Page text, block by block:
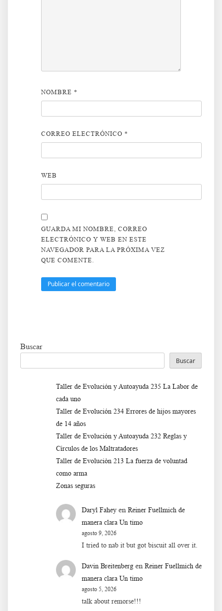
NOMBRE *
CORREO ELECTRÓNICO *
WEB
GUARDA MI NOMBRE, CORREO
ELECTRÓNICO Y WEB EN ESTE
NAVEGADOR PARA LA PRÓXIMA VEZ
QUE COMENTE.
Buscar
Buscar
Taller de Evolución y Autoayuda 235 La Labor de
cada uno
Taller de Evolución 234 Errores de hijos mayores
de 14 años
Taller de Evolución y Autoayuda 232 Reglas y
Círculos de los Maltratadores
Taller de Evoluciòn 213 La fuerza de voluntad
como arma
Zonas seguras
Daryl Fahey en Reiner Fuellmich de
manera clara Un timo
agosto 9, 2026
I tried to nab it but got biscuit all over it.
Davin Breitenberg en Reiner Fuellmich de
manera clara Un timo
agosto 5, 2026
talk about remorse!!!